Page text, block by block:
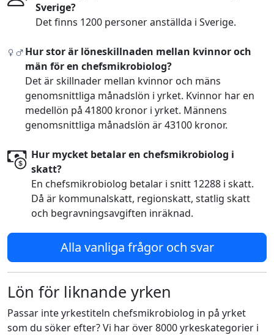
Sverige?
Det finns 1200 personer anställda i Sverige.
Hur stor är löneskillnaden mellan kvinnor och
män för en chefsmikrobiolog?
Det är skillnader mellan kvinnor och mäns
genomsnittliga månadslön i yrket. Kvinnor har en
medellön på 41800 kronor i yrket. Männens
genomsnittliga månadslön är 43100 kronor.
Hur mycket betalar en chefsmikrobiolog i
skatt?
En chefsmikrobiolog betalar i snitt 12288 i skatt.
Då är kommunalskatt, regionskatt, statlig skatt
och begravningsavgiften inräknad.
Alla vanliga frågor och svar
Lön för liknande yrken
Passar inte yrkestiteln chefsmikrobiolog in på yrket
som du söker efter? Vi har över 8000 yrkeskategorier i